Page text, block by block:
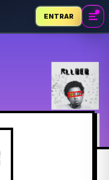
ENTRAR